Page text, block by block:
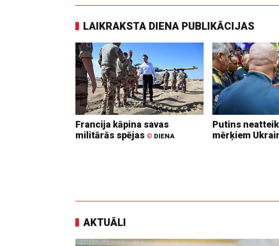
LAIKRAKSTA DIENA PUBLIKĀCIJAS
Francija kāpina savas
militārās spējas © DIENA
Putins
mērķiem
AKTUĀLI